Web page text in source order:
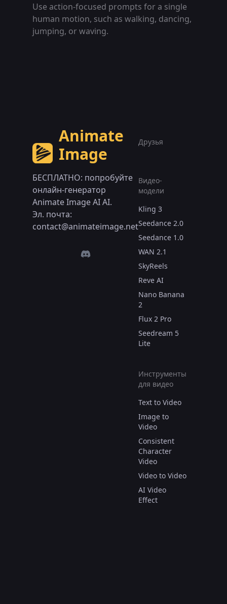
Use action-focused prompts for a single
human motion, such as walking, dancing,
jumping, or waving.
Animate
Image
БЕСПЛАТНО: попробуйте
онлайн-генератор
Animate Image AI AI.
Эл. почта:
contact@animateimage.net
Друзья
Видео-
модели
Kling 3
Seedance 2.0
Seedance 1.0
WAN 2.1
SkyReels
Reve AI
Nano Banana
2
Flux 2 Pro
Seedream 5
Lite
Инструменты
для видео
Text to Video
Image to
Video
Consistent
Character
Video
Video to Video
AI Video
Effect